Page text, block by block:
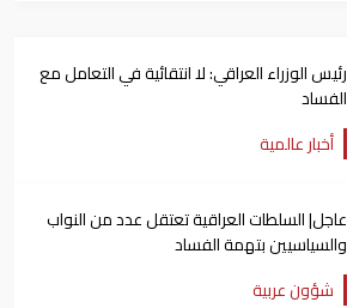
رئيس الوزراء العراقي: لا انتقائية في التعامل مع
الفساد
أخبار عالمية
عاجل| السلطات العراقية تعتقل عدد من النواب
والسياسيين بتهمة الفساد
شؤون عربية